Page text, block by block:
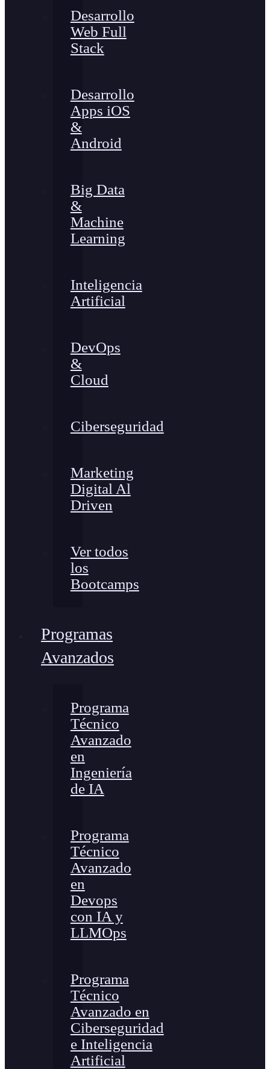
Desarrollo
Web Full
Stack
Desarrollo
Apps iOS
&
Android
Big Data
&
Machine
Learning
Inteligencia
Artificial
DevOps
&
Cloud
Ciberseguridad
Marketing
Digital Al
Driven
Ver todos
los
Bootcamps
Programas
Avanzados
Programa
Técnico
Avanzado
en
Ingeniería
de IA
Programa
Técnico
Avanzado
en
Devops
con IA y
LLMOps
Programa
Técnico
Avanzado en
Ciberseguridad
e Inteligencia
Artificial